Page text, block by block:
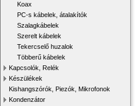
Koax
PC-s kábelek, átalakítók
Szalagkábelek
Szerelt kábelek
Tekercselő huzalok
Többerű kábelek
Kapcsolók, Relék
Készülékek
Kishangszórók, Piezók, Mikrofonok
Kondenzátor